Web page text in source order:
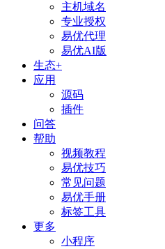
主机域名
专业授权
易优代理
易优AI版
生态+
应用
源码
插件
问答
帮助
视频教程
易优技巧
常见问题
易优手册
标签工具
更多
小程序